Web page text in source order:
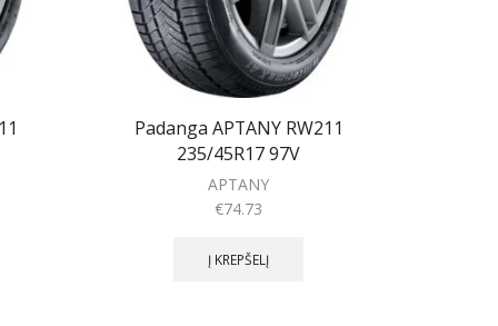
Padanga APTANY RW211
235/45R17 97V
APTANY
€74.73
Į KREPŠELĮ